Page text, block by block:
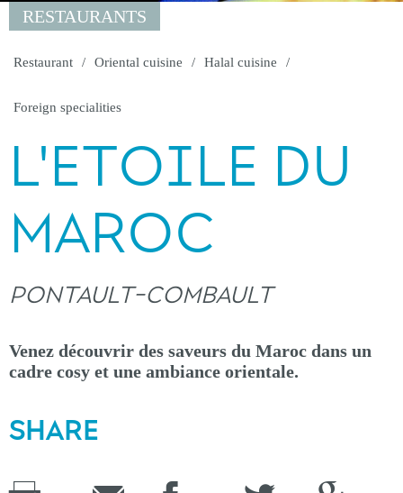
RESTAURANTS
Restaurant Oriental cuisine Halal cuisine
Foreign specialities
L'ETOILE DU
MAROC
PONTAULT-COMBAULT
Venez découvrir des saveurs du Maroc dans un
cadre cosy et une ambiance orientale.
SHARE